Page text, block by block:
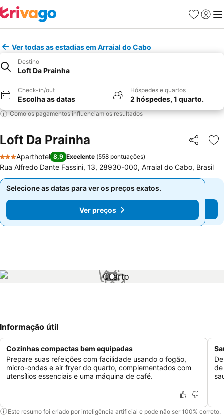
Favoritos
Iniciar
Ver todas as estadias em Arraial do Cabo
Destino
Loft Da Prainha
Check-in/out
Escolha as datas
Hóspedes e quartos
2 hóspedes, 1 quarto.
Como os pagamentos influenciam os resultados
Loft Da Prainha Partilhar
3 Estrelas
Aparthotel 8,9 Excelente (558 pontuações)
Rua Alfredo Dante Fassini, 13, 28930-000, Arraial do Cabo, Brasil
Selecione as datas para ver os preços exatos.
Ver preços
Selecione as datas para ver os preços exatos.
Ver preços
1 / 1
Informação útil
Cozinhas compactas bem equipadas
Prepare suas refeições com facilidade usando o fogão,
micro-ondas e air fryer do quarto, complementados com
utensílios essenciais e uma máquina de café.
Este resumo foi criado por inteligência artificial e pode não ser 100% correto.